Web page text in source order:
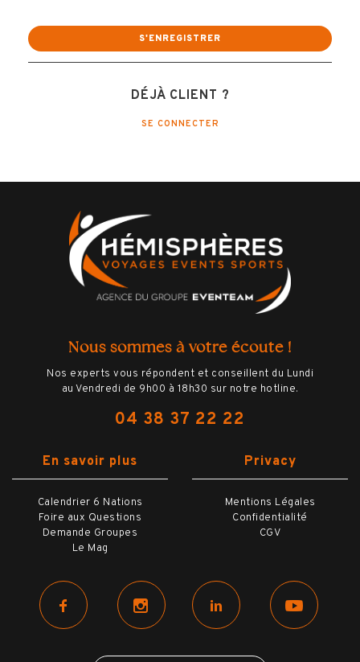
DÉJÀ CLIENT ?
SE CONNECTER
Nous sommes à votre écoute !
Nos experts vous répondent et conseillent du Lundi
au Vendredi de 9h00 à 18h30 sur notre hotline.
04 38 37 22 22
En savoir plus
Calendrier 6 Nations
Foire aux Questions
Demande Groupes
Le Mag
Privacy
Mentions Légales
Confidentialité
CGV